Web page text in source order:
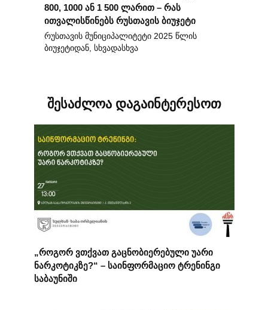
800, 1000 ან 1 500 ლარით – რას
ითვალისწინებს რუსთავის ბიუჯეტი
რუსთავის მუნიციპალიტეტი 2025 წლის
ბიუჯეტიდან, სხვადასხვა
შესაძლოა დაგაინტერესოთ
„როგორ ვთქვათ გაცნობიერებული უარი
ნარკოტიკზე?“ – საინფორმაციო ტრენინგი
საბაუნიში